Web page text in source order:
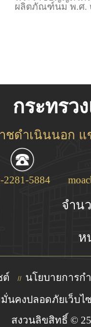
ผลิตภัณฑ์นม พ.ศ.
กระทรว
ชดำเนินนอก แ
2281-5884
จำน
ห
ต์ // นโยบายการก
นคงปลอดภัยเว็บไ
สงวนลิขสิทธิ์ ©